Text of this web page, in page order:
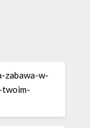
zabawa-w-
twoim-